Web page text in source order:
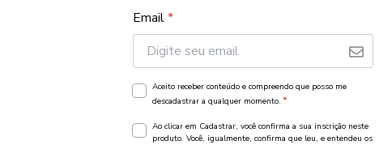
Email*
Aceito receber conteúdo e compreendo que posso me
descadastrar a qualquer momento. *
Ao clicar em Cadastrar, você confirma a sua inscrição neste
produto. Você, igualmente, confirma que leu, e entendeu os